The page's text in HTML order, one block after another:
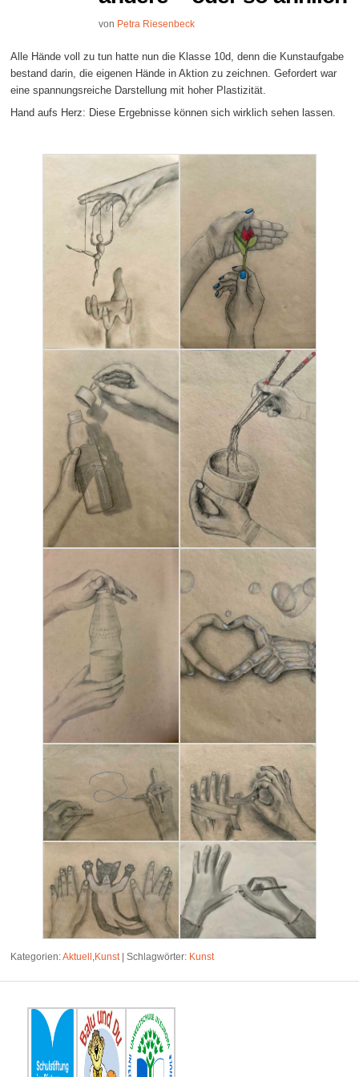
von Petra Riesenbeck
Alle Hände voll zu tun hatte nun die Klasse 10d, denn die Kunstaufgabe
bestand darin, die eigenen Hände in Aktion zu zeichnen. Gefordert war
eine spannungsreiche Darstellung mit hoher Plastizität.
Hand aufs Herz: Diese Ergebnisse können sich wirklich sehen lassen.
Kategorien:Aktuell ,Kunst |Schlagwörter: Kunst